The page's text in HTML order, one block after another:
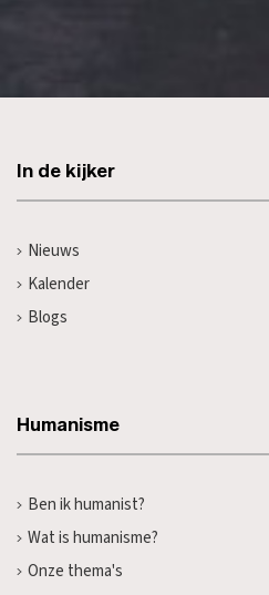
In de kijker
Nieuws
Kalender
Blogs
Humanisme
Ben ik humanist?
Wat is humanisme?
Onze thema's